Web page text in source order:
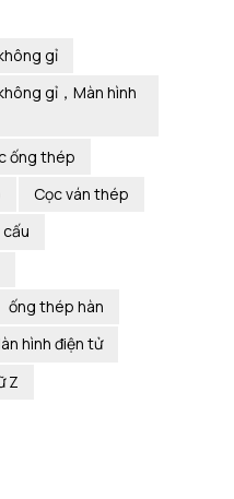
gỉ
gỉ，Màn hình
ống thép
Cọc ván thép
ống thép hàn
hình điện tử
Z